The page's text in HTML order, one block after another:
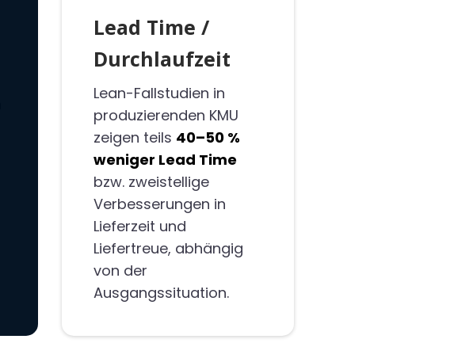
Lead Time /
Durchlaufzeit
Lean-Fallstudien in
produzierenden KMU
zeigen teils 40–50 %
weniger Lead Time
bzw. zweistellige
Verbesserungen in
Lieferzeit und
Liefertreue, abhängig
von der
Ausgangssituation.